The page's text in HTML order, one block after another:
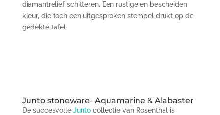
diamantreliëf schitteren. Een rustige en bescheiden
kleur, die toch een uitgesproken stempel drukt op de
gedekte tafel.
Junto stoneware- Aquamarine & Alabaster
De succesvolle Juntocollectie van Rosenthal is